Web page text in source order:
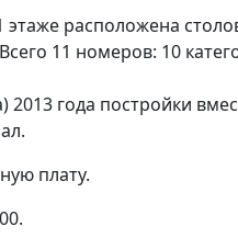
этаже расположена
11 номеров: 10
2013 года постройки
плату.